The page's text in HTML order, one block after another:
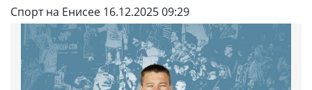
Спорт на Енисее 16.12.2025 09:29